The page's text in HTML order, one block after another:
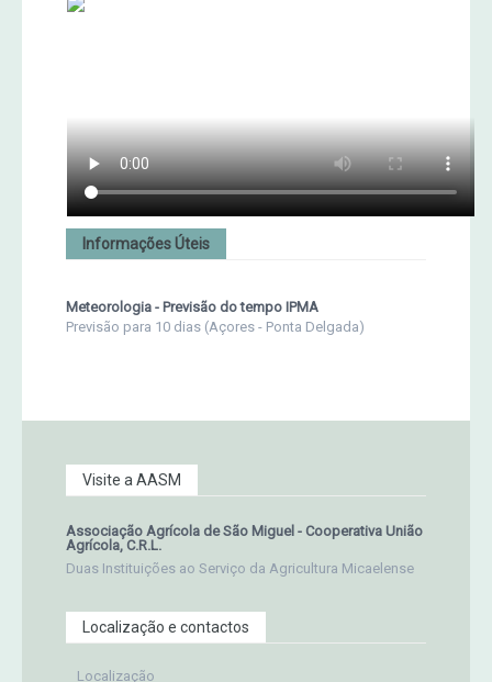
Informações Úteis
Meteorologia - Previsão do tempo IPMA
Previsão para 10 dias (Açores - Ponta Delgada)
Visite a AASM
Associação Agrícola de São Miguel - Cooperativa União
Agrícola, C.R.L.
Duas Instituições ao Serviço da Agricultura Micaelense
Localização e contactos
Localização